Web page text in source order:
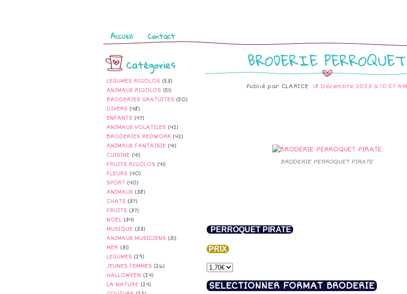
Pages
Accueil Contact
Catégories
LEGUMES RIGOLOS (53)
ANIMAUX RIGOLOS (51)
BRODERIES GRATUITES (50)
DIVERS (48)
ENFANTS (47)
ANIMAUX VOLATILES (42)
BRODERIES REDWORK (42)
ANIMAUX FANTAISIE (41)
CUISINE (41)
FRUITS RIGOLOS (41)
FLEURS (40)
SPORT (40)
ANIMAUX (38)
CHATS (37)
FRUITS (37)
NOËL (34)
MUSIQUE (33)
ANIMAUX MUSICIENS (31)
MER (31)
LEGUMES (29)
JEUNES FEMMES (26)
HALLOWEEN (24)
LA NATURE (24)
BRODERIE PERROQUET
Publié par CLARICE 18 Décembre 2023 à 10:57 AM
BRODERIE PERROQUET PIRATE
PERROQUET PIRATE
PRIX
SELECTIONNER FORMAT BRODERIE